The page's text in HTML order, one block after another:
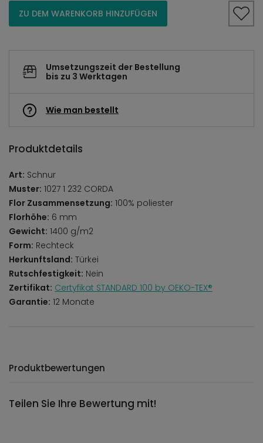
ZU DEM WARENKORB HINZUFÜGEN
Umsetzungszeit der Bestellung
bis zu 3 Werktagen
Wie man bestellt
Produktdetails
Art: Schnur
Muster: 1027 1 232 CORDA
Flor Zusammensetzung: 100% poliester
Florhöhe: 6 mm
Gewicht: 1400 g/m2
Form: Rechteck
Herkunftsland: Türkei
Rutschfestigkeit: Nein
Zertifikat: Certyfikat STANDARD 100 by OEKO-TEX®
Garantie: 12 Monate
Produktbewertungen
Teilen Sie Ihre Bewertung mit!